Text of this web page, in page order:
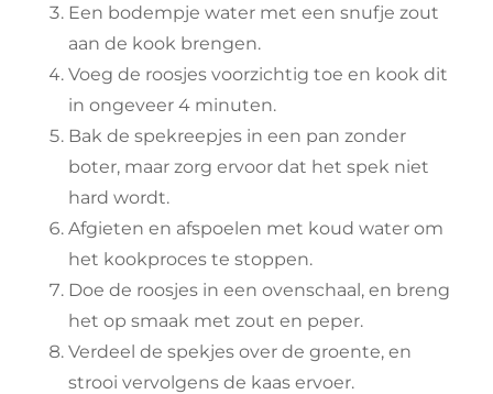
Een bodempje water met een snufje zout
aan de kook brengen.
Voeg de roosjes voorzichtig toe en kook dit
in ongeveer 4 minuten.
Bak de spekreepjes in een pan zonder
boter, maar zorg ervoor dat het spek niet
hard wordt.
Afgieten en afspoelen met koud water om
het kookproces te stoppen.
Doe de roosjes in een ovenschaal, en breng
het op smaak met zout en peper.
Verdeel de spekjes over de groente, en
strooi vervolgens de kaas ervoer.